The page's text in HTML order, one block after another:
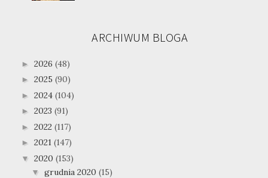
ARCHIWUM BLOGA
► 2026 (48)
► 2025 (90)
► 2024 (104)
► 2023 (91)
► 2022 (117)
► 2021 (147)
▼ 2020 (153)
▼ grudnia 2020 (15)